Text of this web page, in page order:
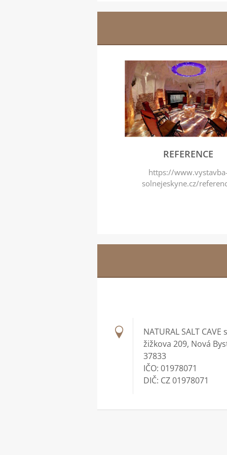
REFERENCE
https://
solnejeskyne.cz/
NATURAL SALT CAVE
žižkova 209, Nová
37833
IČO: 01978071
DIČ: CZ 01978071